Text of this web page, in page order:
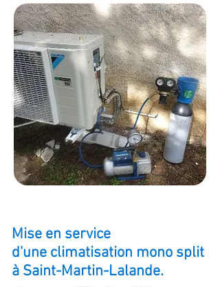
Mise en service
d'une climatisation mono split
à Saint-Martin-Lalande.